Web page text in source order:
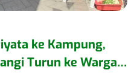
ke Kampung,
Turun ke Warga